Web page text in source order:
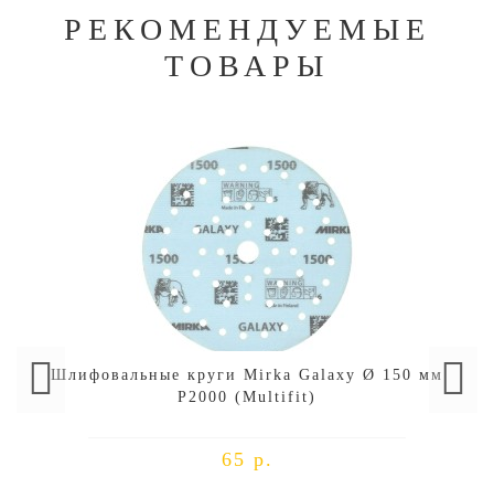
РЕКОМЕНДУЕМЫЕ
ТОВАРЫ
Шлифовальные круги Mirka Galaxy Ø 150 мм
P2000 (Multifit)
65 р.